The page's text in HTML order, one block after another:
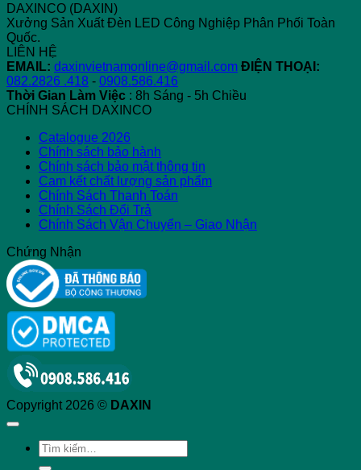
DAXINCO (DAXIN)
Xưởng Sản Xuất Đèn LED Công Nghiệp Phân Phối Toàn
Quốc.
LIÊN HỆ
EMAIL: daxinvietnamonline@gmail.com ĐIỆN THOẠI:
082.2826 .418 - 0908.586.416
Thời Gian Làm Việc : 8h Sáng - 5h Chiều
CHÍNH SÁCH DAXINCO
Catalogue 2026
Chính sách bảo hành
Chính sách bảo mật thông tin
Cam kết chất lượng sản phẩm
Chính Sách Thanh Toán
Chính Sách Đổi Trả
Chính Sách Vận Chuyển – Giao Nhận
Chứng Nhận
Copyright 2026 © DAXIN
Tìm
kiếm: